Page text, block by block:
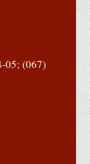
освіти на
05; (067)